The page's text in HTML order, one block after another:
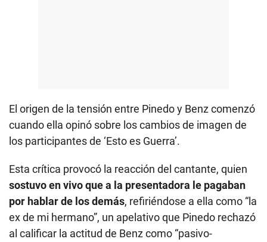
El origen de la tensión entre Pinedo y Benz comenzó
cuando ella opinó sobre los cambios de imagen de
los participantes de ‘Esto es Guerra’.
Esta crítica provocó la reacción del cantante, quien
sostuvo en vivo que a la presentadora le pagaban
por hablar de los demás, refiriéndose a ella como “la
ex de mi hermano”, un apelativo que Pinedo rechazó
al calificar la actitud de Benz como “pasivo-